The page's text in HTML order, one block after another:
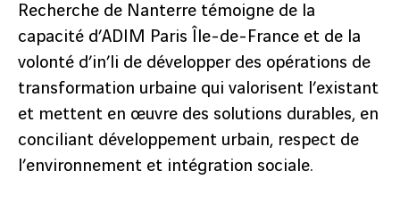
Recherche de Nanterre témoigne de la
capacité d’ADIM Paris Île-de-France et de la
volonté d’in’li de développer des opérations de
transformation urbaine qui valorisent l’existant
et mettent en œuvre des solutions durables, en
conciliant développement urbain, respect de
l’environnement et intégration sociale.